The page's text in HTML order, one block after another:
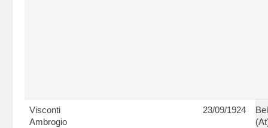
Visconti
Ambrogio
23/09/1924